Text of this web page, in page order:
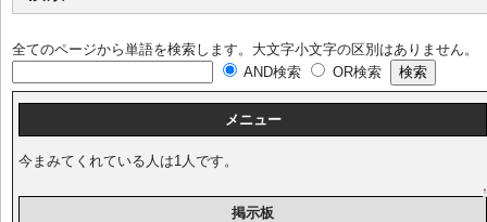
全てのページから単語を検索します。大文字小文字の区別はありません。
AND検索
OR検索
メニュー
今まみてくれている人は1人です。
↑
掲示板